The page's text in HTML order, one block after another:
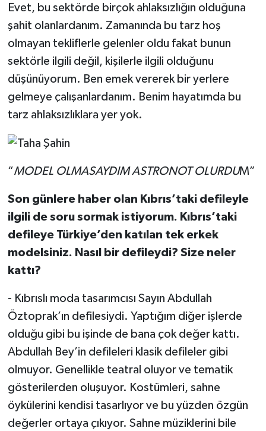
Evet, bu sektörde birçok ahlaksızlığın olduğuna
şahit olanlardanım. Zamanında bu tarz hoş
olmayan tekliflerle gelenler oldu fakat bunun
sektörle ilgili değil, kişilerle ilgili olduğunu
düşünüyorum. Ben emek vererek bir yerlere
gelmeye çalışanlardanım. Benim hayatımda bu
tarz ahlaksızlıklara yer yok.
“MODEL OLMASAYDIM ASTRONOT OLURDUM”
Son günlere haber olan Kıbrıs’taki defileyle
ilgili de soru sormak istiyorum. Kıbrıs’taki
defileye Türkiye’den katılan tek erkek
modelsiniz. Nasıl bir defileydi? Size neler
kattı?
- Kıbrıslı moda tasarımcısı Sayın Abdullah
Öztoprak’ın defilesiydi. Yaptığım diğer işlerde
olduğu gibi bu işinde de bana çok değer kattı.
Abdullah Bey’in defileleri klasik defileler gibi
olmuyor. Genellikle teatral oluyor ve tematik
gösterilerden oluşuyor. Kostümleri, sahne
öykülerini kendisi tasarlıyor ve bu yüzden özgün
değerler ortaya çıkıyor. Sahne müziklerini bile